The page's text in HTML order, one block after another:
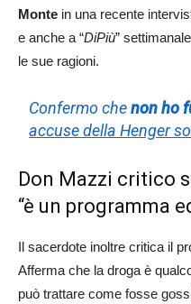
Monte in una recente
e anche a “DiPiù”
le sue ragioni.
Confermo chenon ho
accuse della Henger
Don Mazzi critico
“è un programma
Il sacerdote inoltre critica il
Afferma che la droga è
può trattare come fosse